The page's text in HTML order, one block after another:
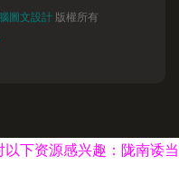
圖文設計 版權所有
下资源感兴趣：陇南诿当